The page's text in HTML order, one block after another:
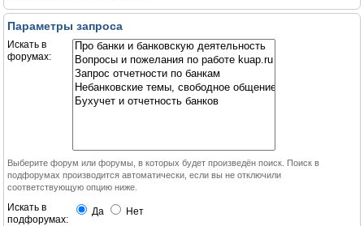
Параметры запроса
Искать в
форумах:
Выберите форум или форумы, в которых будет произведён поиск. Поиск в
подфорумах производится автоматически, если вы не отключили
соответствующую опцию ниже.
Искать в
подфорумах:
Да Нет